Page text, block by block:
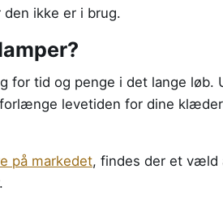
ikke er i brug.
for tid og penge i det lange løb.
levetiden for dine klæder
på markedet, findes der et væld